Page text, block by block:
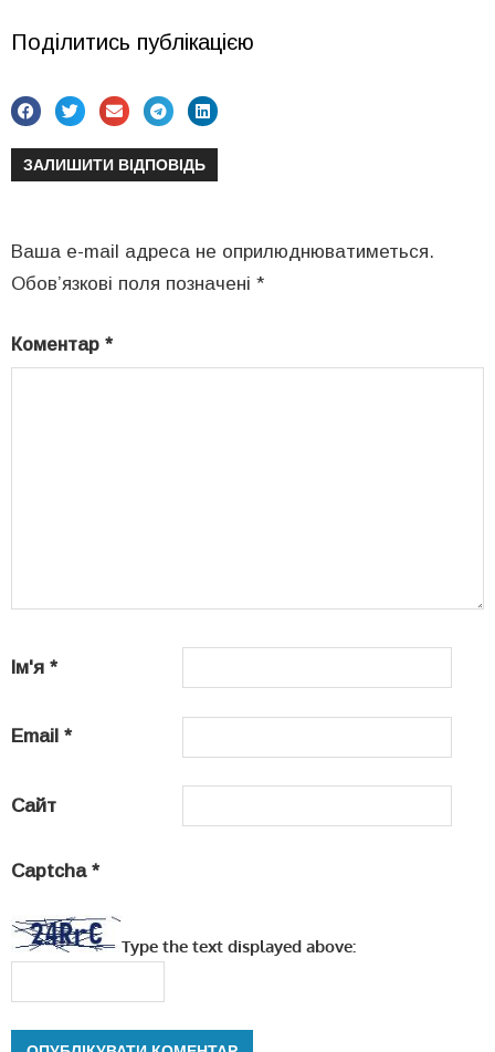
Поділитись публікацією
ЗАЛИШИТИ ВІДПОВІДЬ
Ваша e-mail адреса не оприлюднюватиметься.
Обов’язкові поля позначені *
Коментар *
Ім'я *
Email *
Сайт
Captcha *
Type the text displayed above: